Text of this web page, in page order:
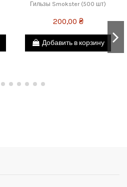
Гильзы Smokster (500 шт)
200,00 ₴
Добавить в корзину